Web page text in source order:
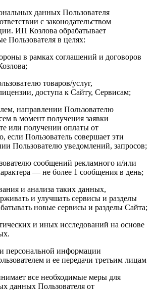
данных Пользователя
с законодательством
ИП Козловa обрабатывает
Пользователя в целях:
в рамках соглашений и договоров
товаров/услуг,
доступа к Сайту, Сервисам;
направлении Пользователю
в момент получения заявки
или получении оплаты от
если Пользователь совершает эти
Пользователю уведомлений, запросов;
сообщений рекламного и/или
— не более 1 сообщения в день;
и анализа таких данных,
и улучшать сервисы и разделы
новые сервисы и разделы Сайта;
и иных исследований на основе
персональной информации
и ее передачи третьим лицам
все необходимые меры для
данных Пользователя от